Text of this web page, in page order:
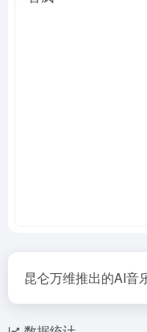
昆仑万维推出的AI音